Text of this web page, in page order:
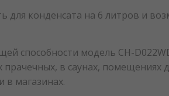
для конденсата на 6 литров и
способности модель CH-
в саунах, помещениях
в магазинах.